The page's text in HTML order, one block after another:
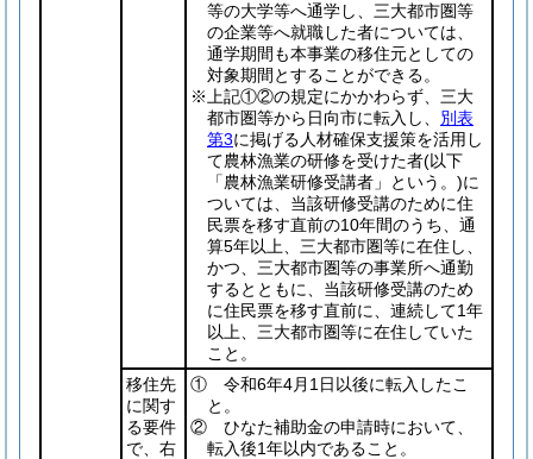
等の大学等へ通学し、三大都市圏等
の企業等へ就職した者については、
通学期間も本事業の移住元としての
対象期間とすることができる。
※上記①②の規定にかかわらず、三大
都市圏等から日向市に転入し、 別表
第3に掲げる人材確保支援策を活用し
て農林漁業の研修を受けた者(以下
「農林漁業研修受講者」という。)に
ついては、当該研修受講のために住
民票を移す直前の10年間のうち、通
算5年以上、三大都市圏等に在住し、
かつ、三大都市圏等の事業所へ通勤
するとともに、当該研修受講のため
に住民票を移す直前に、連続して1年
以上、三大都市圏等に在住していた
こと。
移住先
に関す
る要件
で、右
① 令和6年4月1日以後に転入したこ
と。
② ひなた補助金の申請時において、
転入後1年以内であること。